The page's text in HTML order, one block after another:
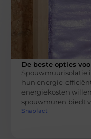
De beste opties
Spouwmuurisolatie
hun energie-
energiekosten
spouwmuren biedt
Snapfact